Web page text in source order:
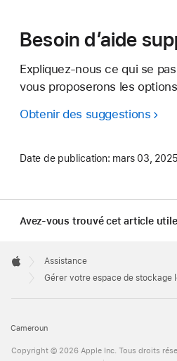
Besoin d’aide
Expliquez-nous ce qui se
vous proposerons les
Obtenir des suggestions
Date de publication: mars 03, 2025
Avez-vous trouvé cet article
Footer

Apple
Assistance
Gérer votre espace de stockage lorsque vous
Cameroun
Copyright © 2026 Apple Inc. Tous droits